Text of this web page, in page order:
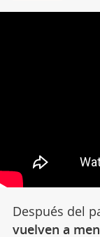
Después del
vuelven a